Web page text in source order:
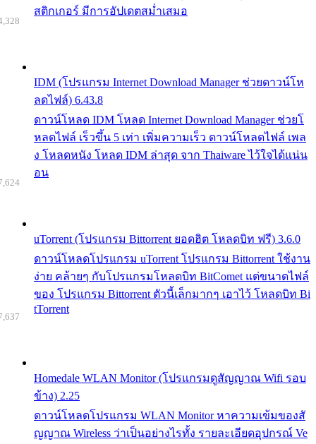
สติกเกอร์ มีการอัปเดตสม่ำเสมอ
IDM (โปรแกรม Internet Download Manager ช่วยดาวน์โห
ลดไฟล์) 6.43.8
ดาวน์โหลด IDM โหลด Internet Download Manager ช่วยโ
หลดไฟล์ เร็วขึ้น 5 เท่า เพิ่มความเร็ว ดาวน์โหลดไฟล์ เพล
ง โหลดหนัง โหลด IDM ล่าสุด จาก Thaiware ไว้ใจได้แน่น
อน
uTorrent (โปรแกรม Bittorrent ยอดฮิต โหลดบิท ฟรี) 3.6.0
ดาวน์โหลดโปรแกรม uTorrent โปรแกรม Bittorrent ใช้งาน
ง่าย คล้ายๆ กับโปรแกรมโหลดบิท BitComet แต่ขนาดไฟล์
ของ โปรแกรม Bittorrent ตัวนี้เล็กมากๆ เอาไว้ โหลดบิท Bi
tTorrent
Homedale WLAN Monitor (โปรแกรมดูสัญญาณ Wifi รอบ
ข้าง) 2.25
ดาวน์โหลดโปรแกรม WLAN Monitor หาความเข้มของสั
ญญาณ Wireless ว่าเป็นอย่างไรทั้ง รายละเอียดอุปกรณ์ Ve